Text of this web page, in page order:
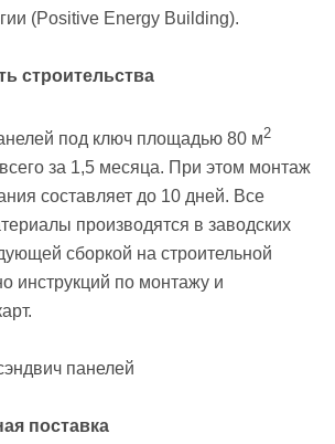
(Positive Energy Building).
строительства
под ключ площадью 80 м2
за 1,5 месяца. При этом монтаж
составляет до 10 дней. Все
производятся в заводских
сборкой на строительной
инструкций по монтажу и
поставка